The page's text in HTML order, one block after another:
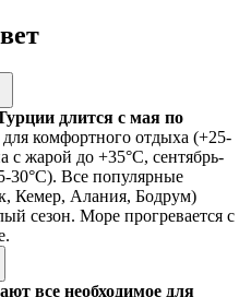
длится с мая по
комфортного отдыха (+25-
с жарой до +35°C, сентябрь-
30°C). Все популярные
Кемер, Алания, Бодрум)
сезон. Море прогревается с
все необходимое для